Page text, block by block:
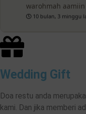
warohmah
10 bulan, 3 minggu
Wedding Gift
Doa restu anda
kami. Dan jika memberi